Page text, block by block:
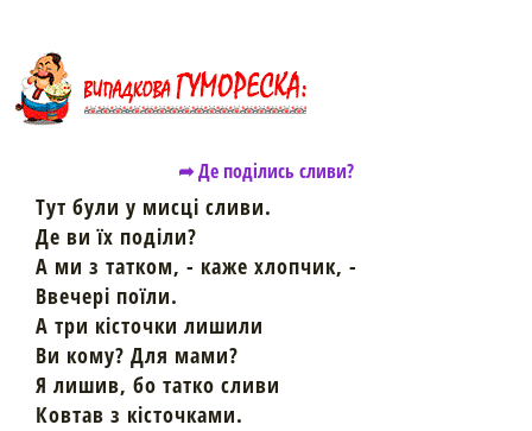
➦ Де поділись сливи?
Тут були у мисці сливи.
Де ви їх поділи?
А ми з татком, - каже хлопчик, -
Ввечері поїли.
А три кісточки лишили
Ви кому? Для мами?
Я лишив, бо татко сливи
Ковтав з кісточками.